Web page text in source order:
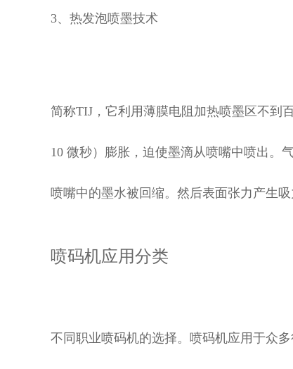
3、热发泡喷墨技术
简称TIJ，它利用薄膜电阻加热喷墨区不到
10 微秒）膨胀，迫使墨滴从喷嘴中喷出。
喷嘴中的墨水被回缩。然后表面张力产生吸
喷码机应用分类
不同职业喷码机的选择。喷码机应用于众